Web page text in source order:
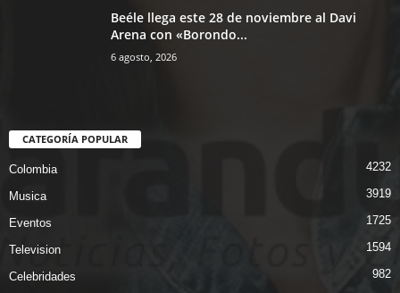
Beéle llega este 28 de noviembre al Davi
Arena con «Borondo...
6 agosto, 2026
CATEGORÍA POPULAR
Colombia 4232
Musica 3919
Eventos 1725
Television 1594
Celebridades 982